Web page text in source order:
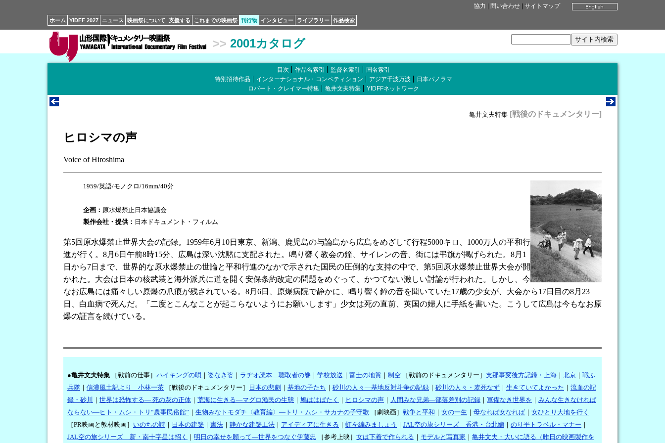
協力 問い合わせ サイトマップ
ホーム YIDFF 2027 ニュース 映画祭について 支援する これまでの映画祭 刊行物 インタビュー ライブラリー 作品検索
>> 2001カタログ
目次 作品名索引 監督名索引
国名索引
特別招待作品
インターナショナル・コンペティション アジア千波万波
日本パノラマ
ロバート・クレイマー特集
亀井文夫特集 YIDFFネットワーク
亀井文夫特集 [戦後のドキュメンタリー]
ヒロシマの声
Voice of Hiroshima
1959/英語/モノクロ/16mm/40分
企画： 原水爆禁止日本協議会
製作会社・提供： 日本ドキュメント・フィルム
第5回原水爆禁止世界大会の記録。1959年6月10日東京、新潟、鹿児島の与論島から広島をめざして行程5000キロ、1000万人の平和行
進が行く。8月6日午前8時15分、広島は深い沈黙に支配された。鳴り響く教会の鐘、サイレンの音、街には弔旗が掲げられた。8月1
日から7日まで、世界的な原水爆禁止の世論と平和行進のなかで示された国民の圧倒的な支持の中で、第5回原水爆禁止世界大会が開
かれた。大会は日本の核武装と海外派兵に道を開く安保条約改定の問題をめぐって、かつてない激しい討論が行われた。しかし、今
なお広島には痛々しい原爆の爪痕が残されている。8月6日、原爆病院で静かに、鳴り響く鐘の音を聞いていた17歳の少女が、大会から17日目の8月23
日、白血病で死んだ。「二度とこんなことが起こらないようにお願いします」少女は死の直前、英国の婦人に手紙を書いた。こうして広島は今もなお原
爆の証言を続けている。
●亀井文夫特集 ［戦前の仕事］ ハイキングの唄 ｜ 姿なき姿 ｜ ラヂオ読本 聴取者の巻 ｜ 学校放送 ｜ 富士の地質 ｜ 制空 ［戦前のドキュメンタリー］ 支那事変後方記録・上海 ｜ 北京 ｜ 戦ふ
兵隊 ｜ 信濃風土記より 小林一茶 ［戦後のドキュメンタリー］ 日本の悲劇 ｜ 基地の子たち ｜ 砂川の人々―基地反対斗争の記録 ｜ 砂川の人々・麦死なず ｜ 生きていてよかった ｜ 流血の記
録・砂川 ｜ 世界は恐怖する― 死の灰の正体 ｜ 荒海に生きる―マグロ漁民の生態 ｜ 鳩ははばたく ｜ ヒロシマの声 ｜ 人間みな兄弟―部落差別の記録 ｜ 軍備なき世界を ｜ みんな生きなければ
ならない―ヒト・ムシ・トリ“農事民俗館” ｜ 生物みなトモダチ〈教育編〉―トリ・ムシ・サカナの子守歌 ［劇映画］ 戦争と平和 ｜ 女の一生 ｜ 母なれば女なれば ｜ 女ひとり大地を行く
［PR映画と教材映画］ いのちの詩 ｜ 日本の建築 ｜ 書法 ｜ 静かな建築工法 ｜ アイディアに生きる ｜ 虹を編みましょう ｜ JAL空の旅シリーズ 香港・台北編 ｜ のり平トラベル・マナー ｜
JAL空の旅シリーズ 新・南十字星は招く
｜ 明日の幸せを願って―世界をつなぐ伊藤忠 ［参考上映］ 女は下着で作られる ｜ モデルと写真家 ｜ 亀井文夫・大いに語る（昨日の映画製作を